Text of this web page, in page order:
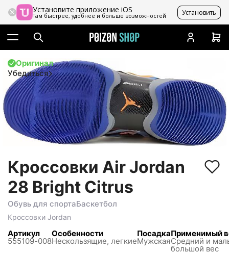
Установите приложение iOS
Там быстрее, удобнее и больше возможностей Установить
Оригинал
Убедиться
Кроссовки Air Jordan
28 Bright Citrus
Обувь для спортаБаскетбол
Кроссовки Jordan
Артикул
555109-008
Особенности
Нескользящиe, легкие
Посадка
Мужская
Применимый
Средний и
большой вес